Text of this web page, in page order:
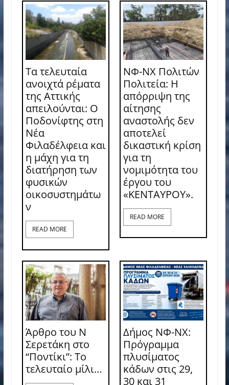
Τα τελευταία
ανοιχτά ρέματα
της Αττικής
απειλούνται: Ο
Ποδονίφτης στη
Νέα
Φιλαδέλφεια και
η μάχη για τη
διατήρηση των
φυσικών
οικοσυστημάτω
ν
READ MORE
ΝΦ-ΝΧ Πολιτών
Πολιτεία: Η
απόρριψη της
αίτησης
αναστολής δεν
αποτελεί
δικαστική κρίση
για τη
νομιμότητα του
έργου του
«ΚΕΝΤΑΥΡΟΥ».
READ MORE
Άρθρο του Ν
Σερετάκη στο
“Ποντίκι”: Το
τελευταίο μίλι…
Δήμος ΝΦ-ΝΧ:
Πρόγραμμα
πλυσίματος
κάδων στις 29,
30 και 31